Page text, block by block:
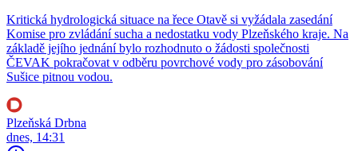
Kritická hydrologická situace na řece Otavě si vyžádala zasedání
Komise pro zvládání sucha a nedostatku vody Plzeňského kraje. Na
základě jejího jednání bylo rozhodnuto o žádosti společnosti
ČEVAK pokračovat v odběru povrchové vody pro zásobování
Sušice pitnou vodou.
Plzeňská Drbna
dnes, 14:31